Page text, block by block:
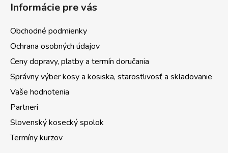
Informácie pre vás
Obchodné podmienky
Ochrana osobných údajov
Ceny dopravy, platby a termín doručania
Správny výber kosy a kosiska, starostlivosť a skladovanie
Vaše hodnotenia
Partneri
Slovenský kosecký spolok
Termíny kurzov